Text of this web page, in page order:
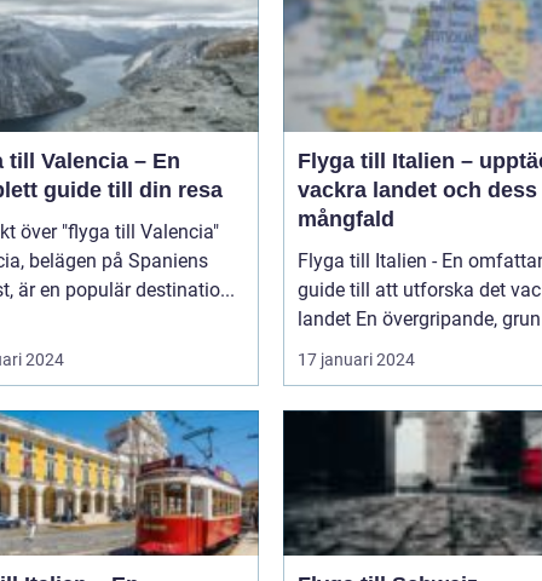
till Valencia – En
guide till din resa
över "flyga till Valencia"
belägen på Spaniens
är en populär destinatio...
2024
Flyga till Italien –
vackra landet och dess
mångfald
Flyga till Italien - En
guide till att utforska det
landet En övergripande,
17 januari 2024